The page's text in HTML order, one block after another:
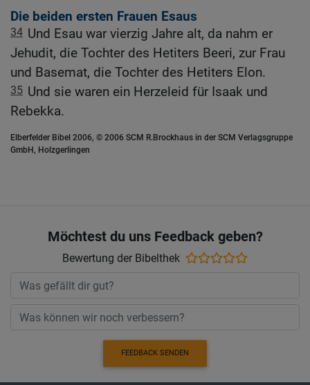
Die beiden ersten Frauen Esaus
34 Und Esau war vierzig Jahre alt, da nahm er
Jehudit, die Tochter des Hetiters Beeri, zur Frau
und Basemat, die Tochter des Hetiters Elon.
35 Und sie waren ein Herzeleid für Isaak und
Rebekka.
Elberfelder Bibel 2006, © 2006 SCM R.Brockhaus in der SCM Verlagsgruppe
GmbH, Holzgerlingen
Möchtest du uns Feedback geben?
Bewertung der Bibelthek
FEEDBACK SENDEN